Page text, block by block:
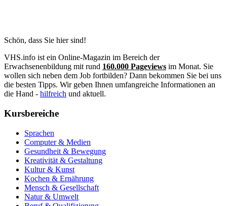
Schön, dass Sie hier sind!
VHS.info ist ein Online-Magazin im Bereich der
Erwachsenenbildung mit rund 160.000 Pageviews im Monat. Sie
wollen sich neben dem Job fortbilden? Dann bekommen Sie bei uns
die besten Tipps. Wir geben Ihnen umfangreiche Informationen an
die Hand - hilfreich und aktuell.
Kursbereiche
Sprachen
Computer & Medien
Gesundheit & Bewegung
Kreativität & Gestaltung
Kultur & Kunst
Kochen & Ernährung
Mensch & Gesellschaft
Natur & Umwelt